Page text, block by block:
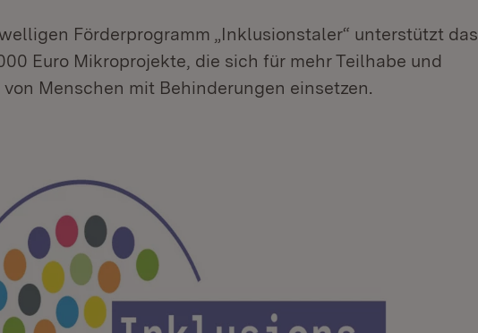
Förderprogramm „Inklusionstaler“ unterstützt das
Euro Mikroprojekte, die sich für mehr Teilhabe und
Menschen mit Behinderungen einsetzen.